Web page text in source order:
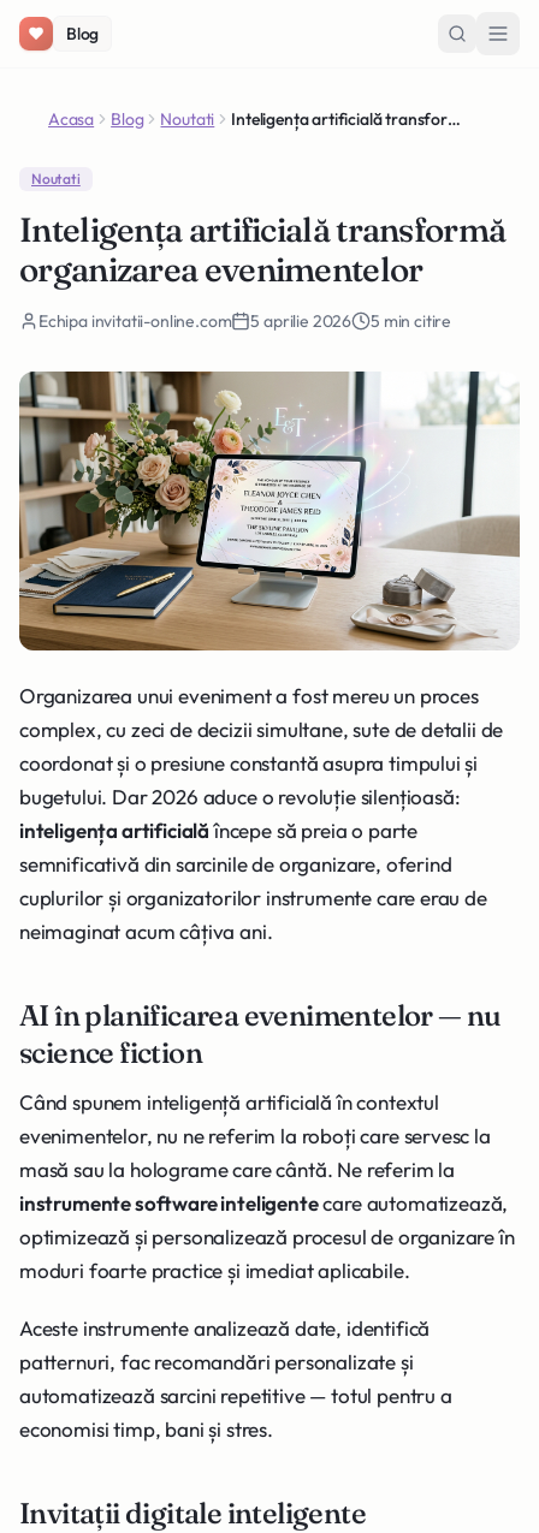
Salt la conținut
Blog
Acasa Blog Noutati Inteligența artificială transformă organizarea evenimentelor
Noutati
Inteligența artificială transformă
organizarea evenimentelor
Echipa invitatii-online.com 5 aprilie 2026 5 min citire
Organizarea unui eveniment a fost mereu un proces
complex, cu zeci de decizii simultane, sute de detalii de
coordonat și o presiune constantă asupra timpului și
bugetului. Dar 2026 aduce o revoluție silențioasă:
inteligența artificialăîncepe să preia o parte
semnificativă din sarcinile de organizare, oferind
cuplurilor și organizatorilor instrumente care erau de
neimaginat acum câțiva ani.
AI în planificarea evenimentelor — nu
science fiction
Când spunem inteligență artificială în contextul
evenimentelor, nu ne referim la roboți care servesc la
masă sau la holograme care cântă. Ne referim la
instrumente software inteligentecare automatizează,
optimizează și personalizează procesul de organizare în
moduri foarte practice și imediat aplicabile.
Aceste instrumente analizează date, identifică
patternuri, fac recomandări personalizate și
automatizează sarcini repetitive — totul pentru a
economisi timp, bani și stres.
Invitații digitale inteligente